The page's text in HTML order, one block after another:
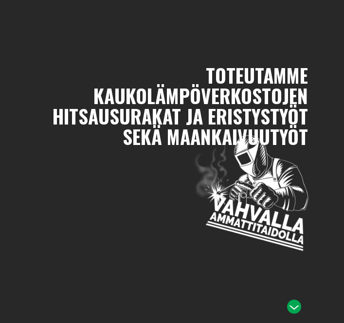
TOTEUTAMME
KAUKOLÄMPÖVERKOSTOJEN
HITSAUSURAKAT JA ERISTYSTYÖT
SEKÄ MAANKAIVUUTYÖT